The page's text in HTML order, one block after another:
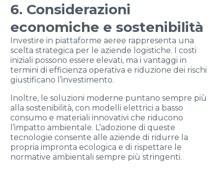
6. Considerazioni
economiche e sostenibilità
Investire in piattaforme aeree rappresenta una
scelta strategica per le aziende logistiche. I costi
iniziali possono essere elevati, ma i vantaggi in
termini di efficienza operativa e riduzione dei rischi
giustificano l’investimento.
Inoltre, le soluzioni moderne puntano sempre più
alla sostenibilità, con modelli elettrici a basso
consumo e materiali innovativi che riducono
l’impatto ambientale. L’adozione di queste
tecnologie consente alle aziende di ridurre la
propria impronta ecologica e di rispettare le
normative ambientali sempre più stringenti.